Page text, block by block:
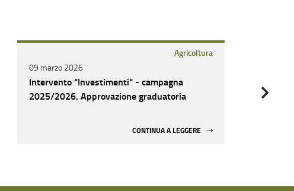
Agricoltura
09 marzo 2026
Intervento "Investimenti" - campagna
2025/2026. Approvazione graduatoria
CONTINUA A LEGGERE
2025/